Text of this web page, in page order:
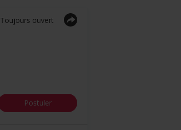
Postuler
Toujours ouvert